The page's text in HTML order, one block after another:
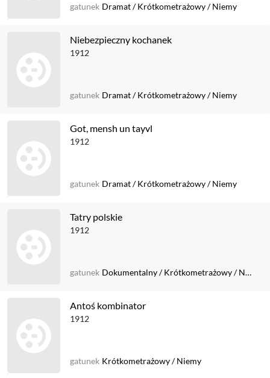
gatunek Dramat/Krótkometrażowy/Niemy
Niebezpieczny kochanek
1912
gatunek Dramat/Krótkometrażowy/Niemy
Got, mensh un tayvl
1912
gatunek Dramat/Krótkometrażowy/Niemy
Tatry polskie
1912
gatunek Dokumentalny/Krótkometrażowy/Niemy
Antoś kombinator
1912
gatunek Krótkometrażowy/Niemy